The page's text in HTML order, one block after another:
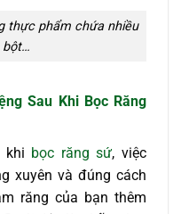
thực phẩm chứa nhiều
bột…
Sau Khi Bọc Răng
khi bọc răng sứ, việc
xuyên và đúng cách
răng của bạn thêm